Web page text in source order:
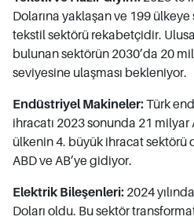
Dolarına yaklaşan ve 199
tekstil sektörü rekabetçidir.
bulunan sektörün 2030’da 20
seviyesine ulaşması bekleniyor.
Endüstriyel Makineler:Türk
ihracatı 2023 sonunda 21 milyar
ülkenin 4. büyük ihracat sektörü
ABD ve AB’ye gidiyor.
Elektrik Bileşenleri: 2024
Doları oldu. Bu sektör